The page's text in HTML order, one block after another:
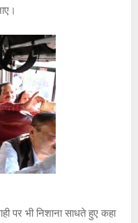
पर भी निशाना साधते हुए कहा